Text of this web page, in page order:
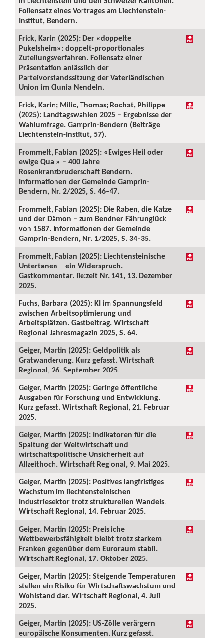
Foliensatz eines Vortrages am Liechtenstein-
Institut, Bendern.
Frick, Karin (2025): Der «doppelte
Pukelsheim»: doppelt-proportionales
Zuteilungsverfahren. Foliensatz einer
Präsentation anlässlich der
Parteivorstandssitzung der Vaterländischen
Union im Clunia Nendeln.
Frick, Karin; Milic, Thomas; Rochat, Philippe
(2025): Landtagswahlen 2025 – Ergebnisse der
Wahlumfrage. Gamprin-Bendern (Beiträge
Liechtenstein-Institut, 57).
Frommelt, Fabian (2025): «Ewiges Heil oder
ewige Qual» – 400 Jahre
Rosenkranzbruderschaft Bendern.
Informationen der Gemeinde Gamprin-
Bendern, Nr. 2/2025, S. 46–47.
Frommelt, Fabian (2025): Die Raben, die Katze
und der Dämon – zum Bendner Fährunglück
von 1587. Informationen der Gemeinde
Gamprin-Bendern, Nr. 1/2025, S. 34–35.
Frommelt, Fabian (2025): Liechtensteinische
Untertanen – ein Widerspruch.
Gastkommentar. lie:zeit Nr. 141, 13. Dezember
2025.
Fuchs, Barbara (2025): KI im Spannungsfeld
zwischen Arbeitsoptimierung und
Arbeitsplätzen. Gastbeitrag. Wirtschaft
Regional Jahresmagazin 2025, S. 64.
Geiger, Martin (2025): Geldpolitik als
Gratwanderung. Kurz gefasst. Wirtschaft
Regional, 26. September 2025.
Geiger, Martin (2025): Geringe öffentliche
Ausgaben für Forschung und Entwicklung.
Kurz gefasst. Wirtschaft Regional, 21. Februar
2025.
Geiger, Martin (2025): Indikatoren für die
Spaltung der Weltwirtschaft und
wirtschaftspolitische Unsicherheit auf
Allzeithoch. Wirtschaft Regional, 9. Mai 2025.
Geiger, Martin (2025): Positives langfristiges
Wachstum im liechtensteinischen
Industriesektor trotz strukturellen Wandels.
Wirtschaft Regional, 14. Februar 2025.
Geiger, Martin (2025): Preisliche
Wettbewerbsfähigkeit bleibt trotz starkem
Franken gegenüber dem Euroraum stabil.
Wirtschaft Regional, 17. Oktober 2025.
Geiger, Martin (2025): Steigende Temperaturen
stellen ein Risiko für Wirtschaftswachstum und
Wohlstand dar. Wirtschaft Regional, 4. Juli
2025.
Geiger, Martin (2025): US-Zölle verärgern
europäische Konsumenten. Kurz gefasst.